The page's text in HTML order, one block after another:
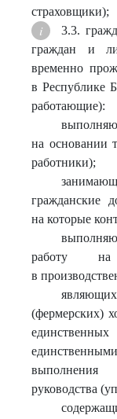
страховщики);
3.3.
граждан и
временно
в Республике
работающие):
на основании
работники);
гражданские
на которые
работу на
в
(фермерских)
руководства